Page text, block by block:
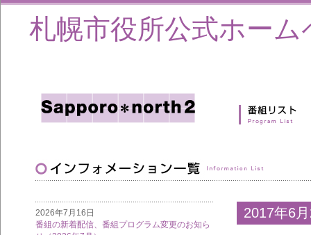
札幌市役所公式ホーム
2026年7月16日
番組の新着配信、番組プログラム変更のお知ら
2017年6